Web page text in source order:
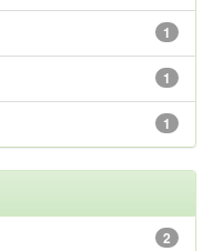
1
1
1
2